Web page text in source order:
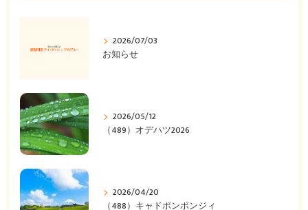
2026/07/03
お知らせ
2026/05/12
（489）オデハツ2026
2026/04/20
（488）キャドポンポンジィ